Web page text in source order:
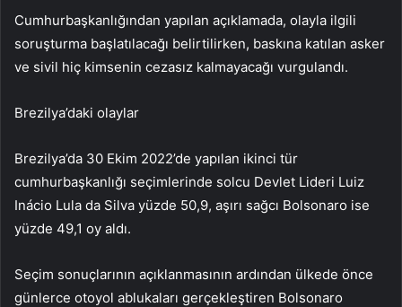
Cumhurbaşkanlığından yapılan açıklamada, olayla ilgili
soruşturma başlatılacağı belirtilirken, baskına katılan asker
ve sivil hiç kimsenin cezasız kalmayacağı vurgulandı.
Brezilya’daki olaylar
Brezilya’da 30 Ekim 2022’de yapılan ikinci tür
cumhurbaşkanlığı seçimlerinde solcu Devlet Lideri Luiz
Inácio Lula da Silva yüzde 50,9, aşırı sağcı Bolsonaro ise
yüzde 49,1 oy aldı.
Seçim sonuçlarının açıklanmasının ardından ülkede önce
günlerce otoyol ablukaları gerçekleştiren Bolsonaro